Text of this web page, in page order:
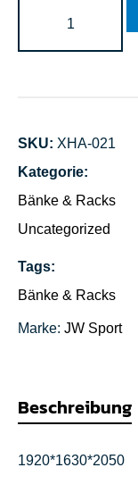
SKU: XHA-021
Kategorie:
Bänke & Racks
Uncategorized
Tags:
Bänke & Racks
Marke: JW Sport
Beschreibung
1920*1630*2050